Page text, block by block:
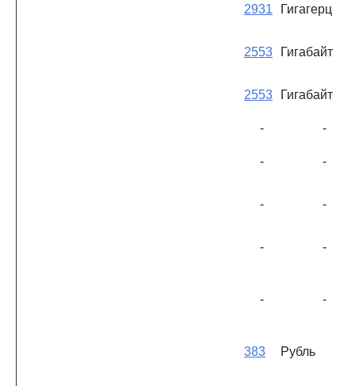
2931 Гигагерц
2553 Гигабайт
2553 Гигабайт
- -
- -
- -
- -
- -
383 Рубль